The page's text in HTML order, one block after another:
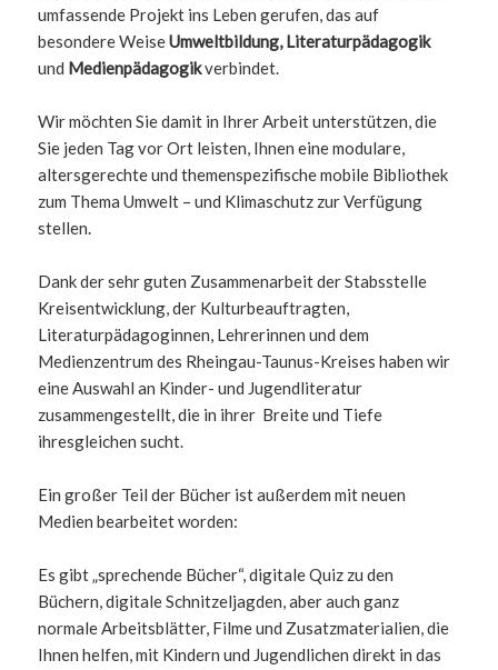
umfassende Projekt ins Leben gerufen, das auf
besondere WeiseUmweltbildung, Literaturpädagogik
und Medienpädagogikverbindet.
Wir möchten Sie damit in Ihrer Arbeit unterstützen, die
Sie jeden Tag vor Ort leisten, Ihnen eine modulare,
altersgerechte und themenspezifische mobile Bibliothek
zum Thema Umwelt – und Klimaschutz zur Verfügung
stellen.
Dank der sehr guten Zusammenarbeit der Stabsstelle
Kreisentwicklung, der Kulturbeauftragten,
Literaturpädagoginnen, Lehrerinnen und dem
Medienzentrum des Rheingau-Taunus-Kreises haben wir
eine Auswahl an Kinder- und Jugendliteratur
zusammengestellt, die in ihrer Breite und Tiefe
ihresgleichen sucht.
Ein großer Teil der Bücher ist außerdem mit neuen
Medien bearbeitet worden:
Es gibt „sprechende Bücher“, digitale Quiz zu den
Büchern, digitale Schnitzeljagden, aber auch ganz
normale Arbeitsblätter, Filme und Zusatzmaterialien, die
Ihnen helfen, mit Kindern und Jugendlichen direkt in das